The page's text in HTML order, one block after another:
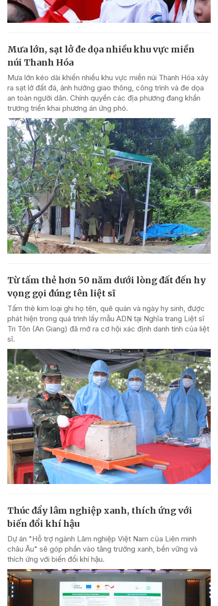
Mưa lớn, sạt lở đe dọa nhiều khu vực miền
núi Thanh Hóa
Mưa lớn kéo dài khiến nhiều khu vực miền núi Thanh Hóa xảy
ra sạt lở đất đá, ảnh hưởng giao thông, công trình và đe dọa
an toàn người dân. Chính quyền các địa phương đang khẩn
trương triển khai phương án ứng phó.
Từ tấm thẻ hơn 50 năm dưới lòng đất đến hy
vọng gọi đúng tên liệt sĩ
Tấm thẻ kim loại ghi họ tên, quê quán và ngày hy sinh, được
phát hiện trong quá trình lấy mẫu ADN tại Nghĩa trang Liệt sĩ
Tri Tôn (An Giang) đã mở ra cơ hội xác định danh tính của liệt
sĩ.
Thúc đẩy lâm nghiệp xanh, thích ứng với
biến đổi khí hậu
Dự án "Hỗ trợ ngành Lâm nghiệp Việt Nam của Liên minh
châu Âu" sẽ góp phần vào tăng trưởng xanh, bền vững và
thích ứng với biến đổi khí hậu.